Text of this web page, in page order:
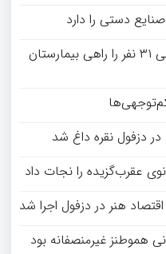
دستی را دارد
استفاده از مشربات الکلی تقلبی ۳۱ نفر را راهی بیمارستان
دزفول نقره داغ شد
عقرب‌گزیده را نجات داد
هموطنز غیرمنصفانه بود